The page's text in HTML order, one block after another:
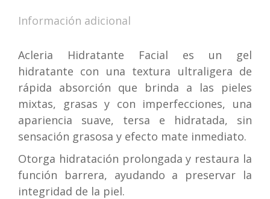
Información adicional
Acleria Hidratante Facial es un gel
hidratante con una textura ultraligera de
rápida absorción que brinda a las pieles
mixtas, grasas y con imperfecciones, una
apariencia suave, tersa e hidratada, sin
sensación grasosa y efecto mate inmediato.
Otorga hidratación prolongada y restaura la
función barrera, ayudando a preservar la
integridad de la piel.